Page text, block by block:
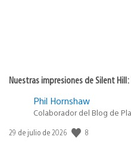
Nuestras impresiones de Silent
Phil Hornshaw
Colaborador del Blog de
Fecha
29 de julio de 2026 8